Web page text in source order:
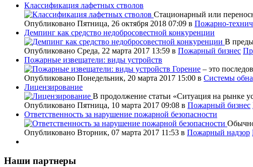
Классификация лафетных стволов
Стационарный или
Опубликовано Пятница, 26 октября 2018 07:09 в Пожарно-
Демпинг как средство недобросовестной конкуренции
В
Опубликовано Среда, 22 марта 2017 13:59 в Пожарный бизнес
Пожарные извещатели: виды устройств
Горение – это
Опубликовано Понедельник, 20 марта 2017 15:00 в Системы
Лицензирование
В продолжение статьи «Ситуация на рынке
Опубликовано Пятница, 10 марта 2017 09:08 в Пожарный бизнес
Ответственность за нарушение пожарной безопасности
Опубликовано Вторник, 07 марта 2017 11:53 в Пожарный надзор
Наши партнеры